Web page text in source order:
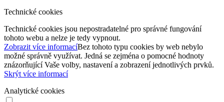
Technické cookies
Technické cookies jsou nepostradatelné pro správné fungování
tohoto webu a nelze je tedy vypnout.
Zobrazit více informacíBez tohoto typu cookies by web nebylo
možné správně využívat. Jedná se zejména o pomocné hodnoty
znázorňující Vaše volby, nastavení a zobrazení jednotlivých prvků.
Skrýt více informací
Analytické cookies